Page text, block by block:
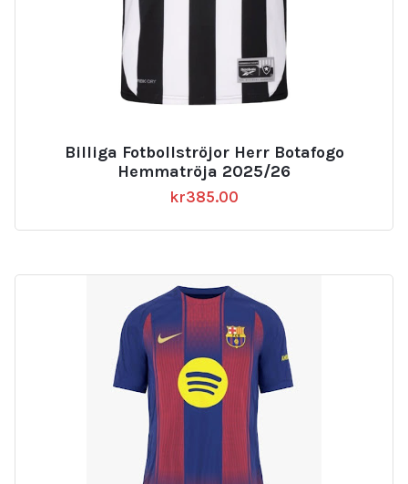
Billiga Fotbollströjor Herr Botafogo
Hemmatröja 2025/26
kr385.00